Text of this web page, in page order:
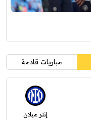
مباريات قادمة
إنتر ميلان